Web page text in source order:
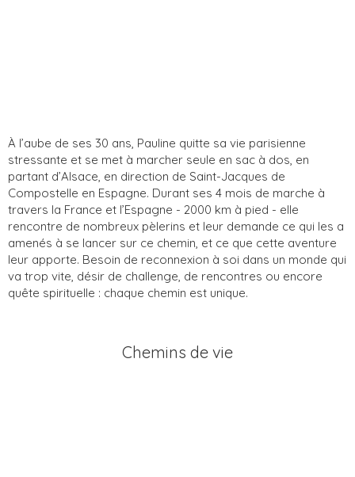
Chemins de vie
À l’aube de ses 30 ans, Pauline quitte sa vie parisienne
stressante et se met à marcher seule en sac à dos, en
partant d’Alsace, en direction de Saint-Jacques de
Compostelle en Espagne. Durant ses 4 mois de marche à
travers la France et l’Espagne - 2000 km à pied - elle
rencontre de nombreux pèlerins et leur demande ce qui les a
amenés à se lancer sur ce chemin, et ce que cette aventure
leur apporte. Besoin de reconnexion à soi dans un monde qui
va trop vite, désir de challenge, de rencontres ou encore
quête spirituelle : chaque chemin est unique.